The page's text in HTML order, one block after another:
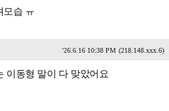
모습 ㅠ
'26.6.16 10:38 PM (218.148.xxx.6)
이동형 말이 다 맞았어요